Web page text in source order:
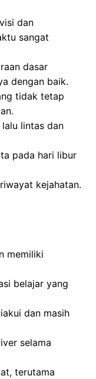
dan
sangat
dasar
dengan baik.
tidak tetap
lintas dan
pada hari libur
kejahatan.
memiliki
belajar yang
dan masih
selama
terutama